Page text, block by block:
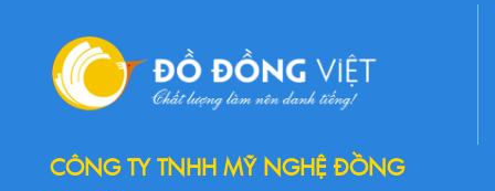
CÔNG TY TNHH MỸ NGHỆ ĐỒNG